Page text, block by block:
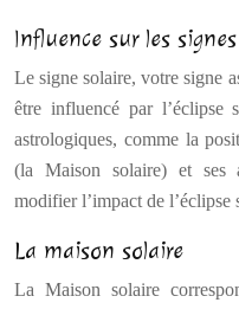
Influence sur les
Le signe solaire, votre signe
être influencé par l’éclipse
astrologiques, comme la
(la Maison solaire) et ses
modifier l’impact de l’éclipse
La maison solaire
La Maison solaire